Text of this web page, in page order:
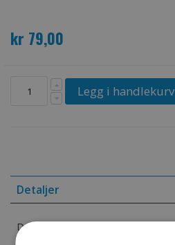
kr 79,00
Legg i handlekurv
Detaljer
Dust Seal, Left